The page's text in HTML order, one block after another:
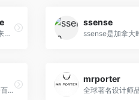
Spinnaker Boutique是来自意大利的时尚奢侈品买手店
ssense
Selfridges（塞尔福里奇百货公司）是英国最著名的高端百货商场之一，成立于1909年，主要经营奢侈品和时尚服饰。
mrporter